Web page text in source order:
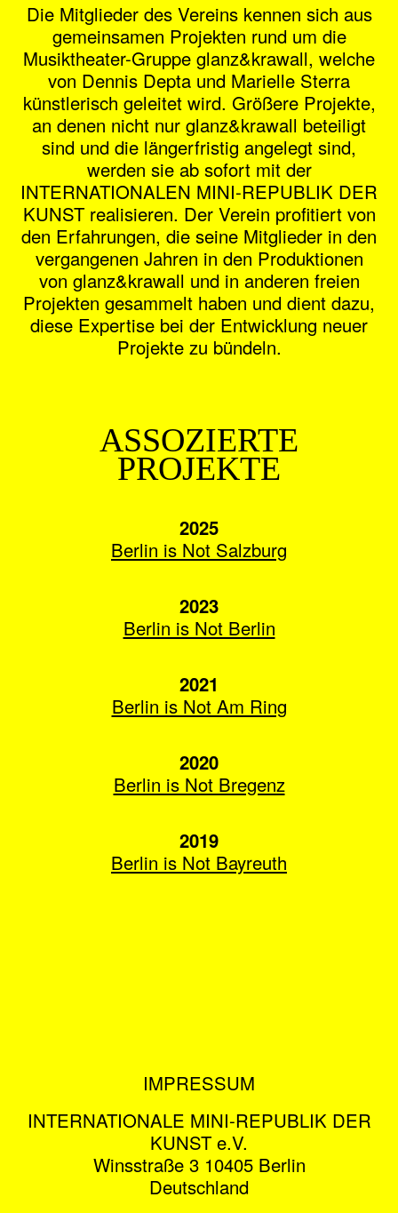
Die Mitglieder des Vereins kennen sich aus
gemeinsamen Projekten rund um die
Musiktheater-Gruppe glanz&krawall, welche
von Dennis Depta und Marielle Sterra
künstlerisch geleitet wird. Größere Projekte,
an denen nicht nur glanz&krawall beteiligt
sind und die längerfristig angelegt sind,
werden sie ab sofort mit der
INTERNATIONALEN MINI-REPUBLIK DER
KUNSTrealisieren. Der Verein profitiert von
den Erfahrungen, die seine Mitglieder in den
vergangenen Jahren in den Produktionen
von glanz&krawall und in anderen freien
Projekten gesammelt haben und dient dazu,
diese Expertise bei der Entwicklung neuer
Projekte zu bündeln.
ASSOZIERTE
PROJEKTE
2025
Berlin is Not Salzburg
2023
Berlin is Not Berlin
2021
Berlin is Not Am Ring
2020
Berlin is Not Bregenz
2019
Berlin is Not Bayreuth
IMPRESSUM
INTERNATIONALE MINI-REPUBLIK DER
KUNST e.V.
Winsstraße 3 10405 Berlin
Deutschland